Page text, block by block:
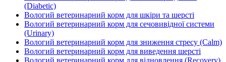
(Diabetic)
Вологий ветеринарний корм для шкіри та шерсті
Вологий ветеринарний корм для сечовивідної системи
(Urinary)
Вологий ветеринарний корм для зниження стресу (Calm)
Вологий ветеринарний корм для виведення шерсті
Вологий ветеринарний корм для відновлення (Recovery)